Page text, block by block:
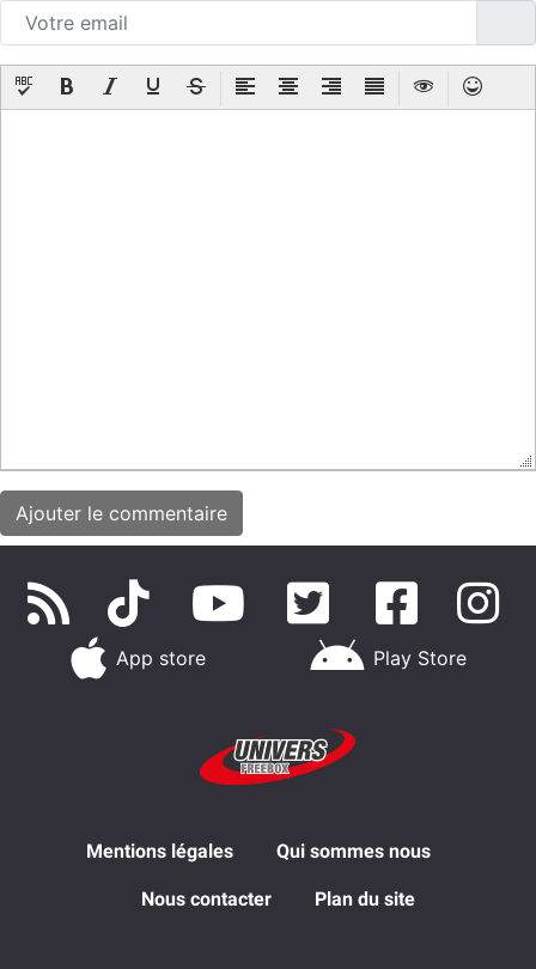
App store Play Store
Mentions légales Qui sommes nous
Nous contacter Plan du site